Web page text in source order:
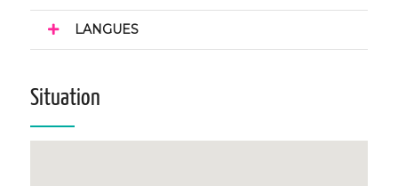
LANGUES
Situation